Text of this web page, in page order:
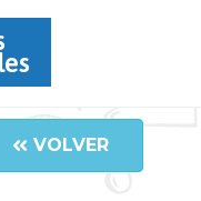
VOLVER